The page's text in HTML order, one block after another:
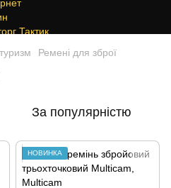
Ремені для зброї
За популярністю
НОВИНКА